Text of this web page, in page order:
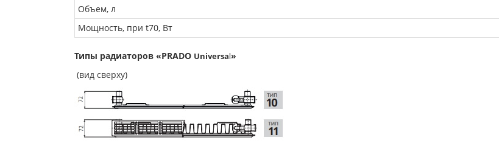
Объем, л
Мощность, при t70, Вт
Типы радиаторов «PRADO Universa »
(вид сверху)